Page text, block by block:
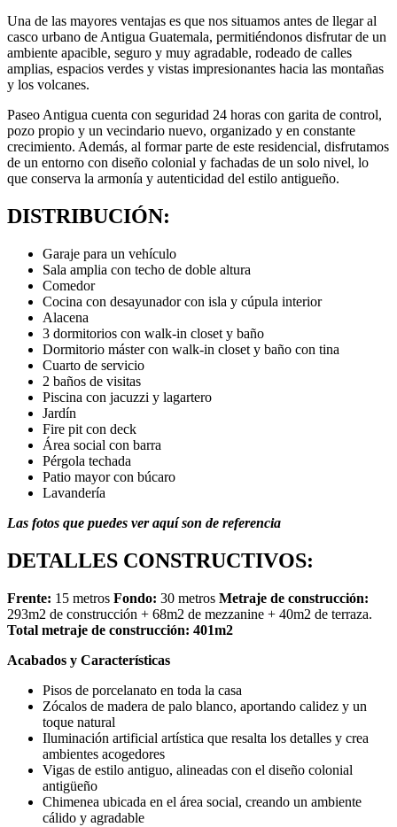
Una de las mayores ventajas es que nos situamos antes de llegar al
casco urbano de Antigua Guatemala, permitiéndonos disfrutar de un
ambiente apacible, seguro y muy agradable, rodeado de calles
amplias, espacios verdes y vistas impresionantes hacia las montañas
y los volcanes.
Paseo Antigua cuenta con seguridad 24 horas con garita de control,
pozo propio y un vecindario nuevo, organizado y en constante
crecimiento. Además, al formar parte de este residencial, disfrutamos
de un entorno con diseño colonial y fachadas de un solo nivel, lo
que conserva la armonía y autenticidad del estilo antigueño.
DISTRIBUCIÓN:
Garaje para un vehículo
Sala amplia con techo de doble altura
Comedor
Cocina con desayunador con isla y cúpula interior
Alacena
3 dormitorios con walk-in closet y baño
Dormitorio máster con walk-in closet y baño con tina
Cuarto de servicio
2 baños de visitas
Piscina con jacuzzi y lagartero
Jardín
Fire pit con deck
Área social con barra
Pérgola techada
Patio mayor con búcaro
Lavandería
Las fotos que puedes ver aquí son de referencia
DETALLES CONSTRUCTIVOS:
Frente: 15 metros Fondo: 30 metros Metraje de construcción:
293m2 de construcción + 68m2 de mezzanine + 40m2 de terraza.
Total metraje de construcción: 401m2
Acabados y Características
Pisos de porcelanato en toda la casa
Zócalos de madera de palo blanco, aportando calidez y un
toque natural
Iluminación artificial artística que resalta los detalles y crea
ambientes acogedores
Vigas de estilo antiguo, alineadas con el diseño colonial
antigüeño
Chimenea ubicada en el área social, creando un ambiente
cálido y agradable